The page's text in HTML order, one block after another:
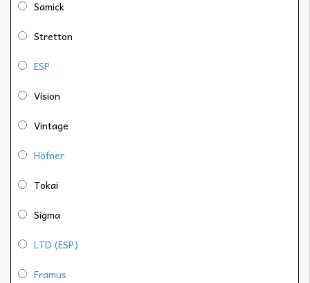
Samick
Stretton
ESP
Vision
Vintage
Höfner
Tokai
Sigma
LTD (ESP)
Framus